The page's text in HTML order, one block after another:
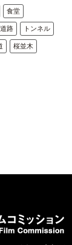
食堂
道路 トンネル
桜並木